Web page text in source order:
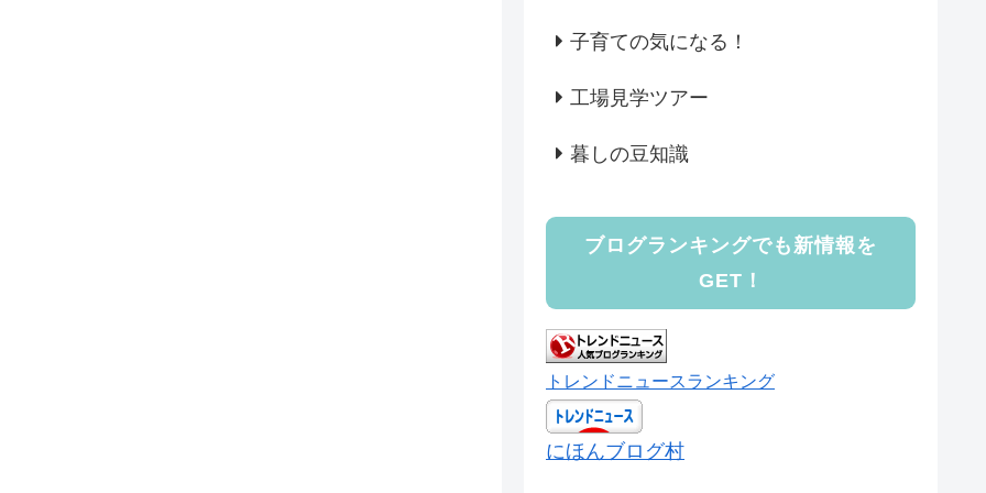
子育ての気になる！
工場見学ツアー
暮しの豆知識
ブログランキングでも新情報を
GET！
トレンドニュースランキング
にほんブログ村